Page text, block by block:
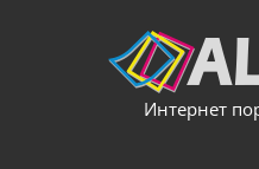
Интернет